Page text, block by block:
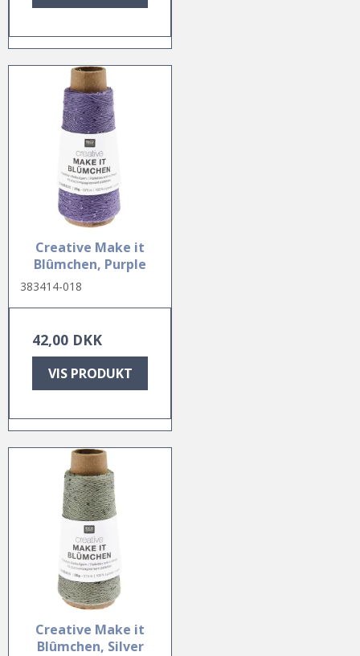
Creative Make it
Blûmchen, Purple
383414-018
42,00 DKK
VIS PRODUKT
Creative Make it
Blûmchen, Silver